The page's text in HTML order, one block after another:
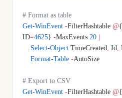
# Format as table
Get-WinEvent -FilterHashtable @
ID=4625} -MaxEvents 20
    Select-Object
TimeCreated, Id,
    Format-Table
-AutoSize
# Export to CSV
Get-WinEvent -FilterHashtable @